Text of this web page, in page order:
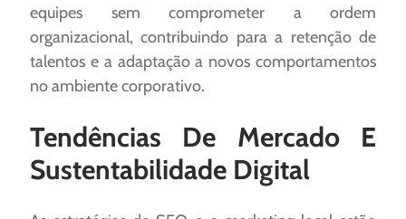
equipes sem comprometer a ordem
organizacional, contribuindo para a retenção de
talentos e a adaptação a novos comportamentos
no ambiente corporativo.
Tendências De Mercado E
Sustentabilidade Digital